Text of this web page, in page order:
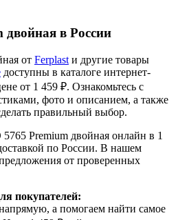
двойная в России
от Ferplast и другие товары
доступны в каталоге интернет-
от 1 459 ₽. Ознакомьтесь с
фото и описанием, а также
правильный выбор.
Premium двойная онлайн в 1
по России. В нашем
от проверенных
покупателей:
а помогаем найти самое